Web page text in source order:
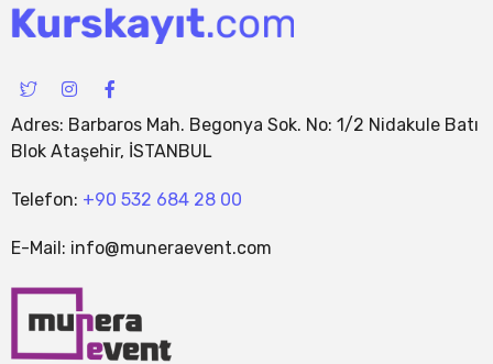
c
n
-
t
i
e
-
1
n
t
a
g
a
a
e
b
o
k
Adres: Barbaros Mah. Begonya Sok. No: 1/2 Nidakule Batı
Blok Ataşehir, İSTANBUL
Telefon: +90 532 684 28 00
E-Mail: info@muneraevent.com